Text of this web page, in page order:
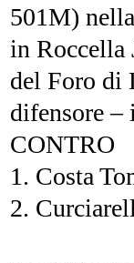
501M)
in Roccella
del Foro di
difensore –
CONTRO
1. Costa
2.